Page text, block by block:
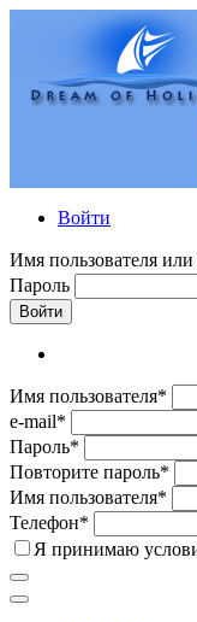
Войти
Имя пользователя или
Пароль
Войти
Имя пользователя*
e-mail*
Пароль*
Повторите пароль*
Имя пользователя*
Телефон*
Я принимаю